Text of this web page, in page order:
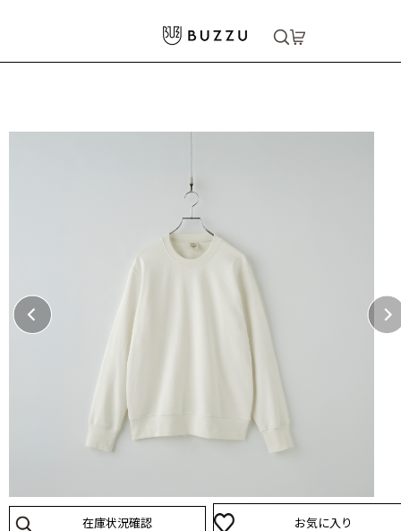
パーカー・スウェット >スウェット
〈寄付ができる〉9.4oz オーガニックコットン クルーネックスウェット
在庫状況確認 お気に入り